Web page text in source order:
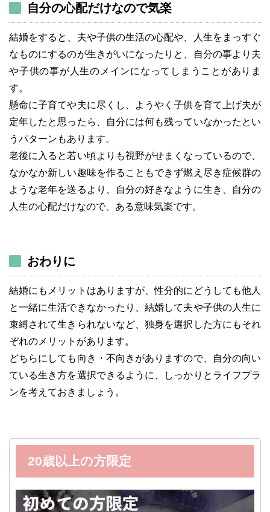
自分の心配だけなので気楽
結婚をすると、夫や子供の生活の心配や、人生をまっすぐ
なものにするのが生きがいになったりと、自分の事より夫
や子供の事が人生のメインになってしまうことがありま
す。
懸命に子育てや夫に尽くし、ようやく子供を育て上げ夫が
定年したと思ったら、自分には何も残っていなかったとい
うパターンもあります。
老後に入ると若い頃よりも視野がせまくなっているので、
なかなか新しい趣味を作ることもできず燃え尽き症候群の
ような老年を送るより、自分の好きなように生き、自分の
人生の心配だけなので、ある意味気楽です。
おわりに
結婚にもメリットはありますが、性分的にどうしても他人
と一緒に生活できなかったり、結婚して夫や子供の人生に
束縛されて生きられないなど、独身を選択した方にもそれ
ぞれのメリットがあります。
どちらにしても向き・不向きがありますので、自分の向い
ている生き方を選択できるように、しっかりとライフプラ
ンを考えておきましょう。
20歳以上の方限定